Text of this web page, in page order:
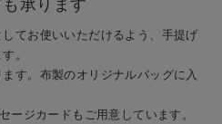
てお使いいただけるよう、手提げ
。
す。布製のオリジナルバッグに入
ージカードもご用意しています。